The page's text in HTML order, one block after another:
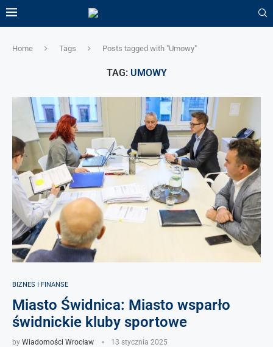
Home Tags Posts tagged with "Umowy"
TAG: UMOWY
BIZNES I FINANSE
Miasto Świdnica: Miasto wsparło
świdnickie kluby sportowe
by Wiadomości Wrocław 13 stycznia 2025